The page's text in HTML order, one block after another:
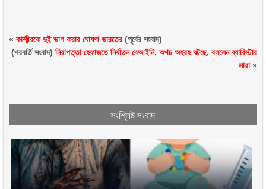
«কাশ্মীরকে দুই ভাগ করার ঘোষণা ভারতের(পূর্বের সংবাদ)
(পরবর্তি সংবাদ) নিরাপত্তা হেফাজতে নির্যাতন বেআইনি, অথচ অহরহ ঘটছে, বললেন ব্যারিস্টার
সারা»
সংশ্লিষ্ট সংবাদ